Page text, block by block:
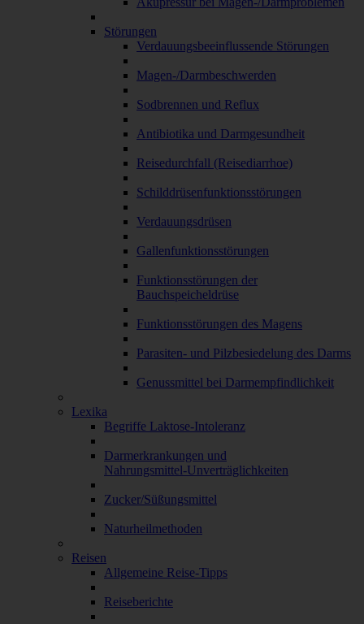
Störungen
Verdauungsbeeinflussende Störungen
Magen-/Darmbeschwerden
Sodbrennen und Reflux
Antibiotika und Darmgesundheit
Reisedurchfall (Reisediarrhoe)
Schilddrüsenfunktionsstörungen
Verdauungsdrüsen
Gallenfunktionsstörungen
Funktionsstörungen der
Bauchspeicheldrüse
Funktionsstörungen des Magens
Parasiten- und Pilzbesiedelung des Darms
Genussmittel bei Darmempfindlichkeit
Lexika
Begriffe Laktose-Intoleranz
Darmerkrankungen und
Nahrungsmittel-Unverträglichkeiten
Zucker/Süßungsmittel
Naturheilmethoden
Reisen
Allgemeine Reise-Tipps
Reiseberichte